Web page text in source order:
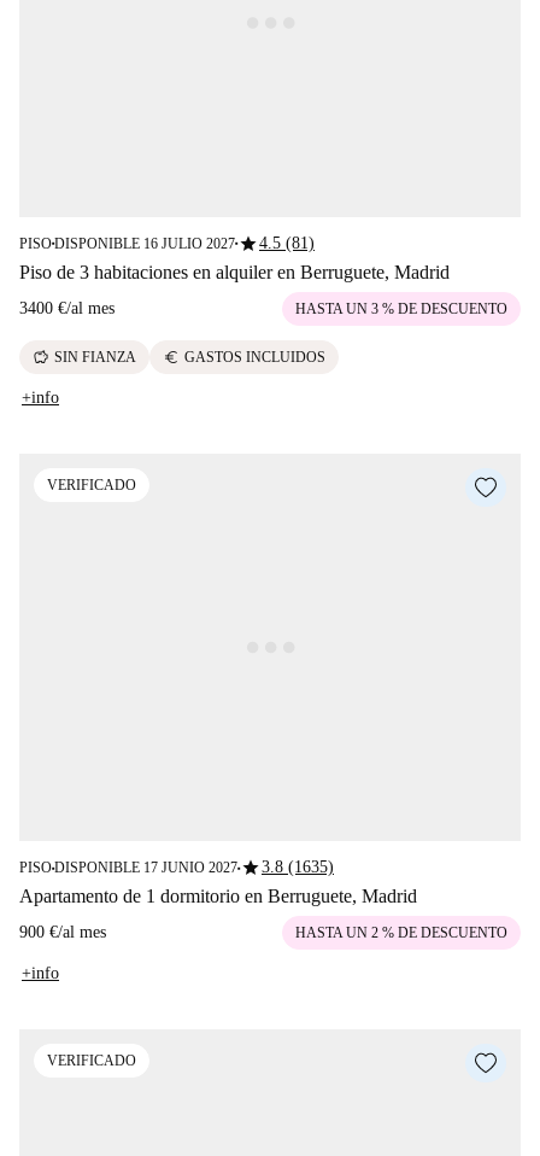
PISO■DISPONIBLE 16 JULIO 2027■star4.5 (81)
Piso de 3 habitaciones en alquiler en Berruguete, Madrid
3400 €/al mes HASTA UN 3 % DE DESCUENTO
savings SIN FIANZA euro GASTOS INCLUIDOS
+info
VERIFICADO
PISO■DISPONIBLE 17 JUNIO 2027■star3.8 (1635)
Apartamento de 1 dormitorio en Berruguete, Madrid
900 €/al mes HASTA UN 2 % DE DESCUENTO
+info
VERIFICADO